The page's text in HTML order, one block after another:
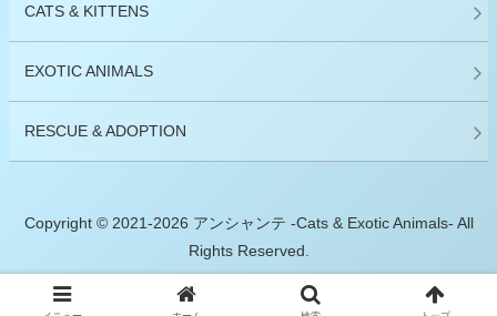
CATS & KITTENS
EXOTIC ANIMALS
RESCUE & ADOPTION
Copyright © 2021-2026 アンシャンテ -Cats & Exotic Animals- All
Rights Reserved.